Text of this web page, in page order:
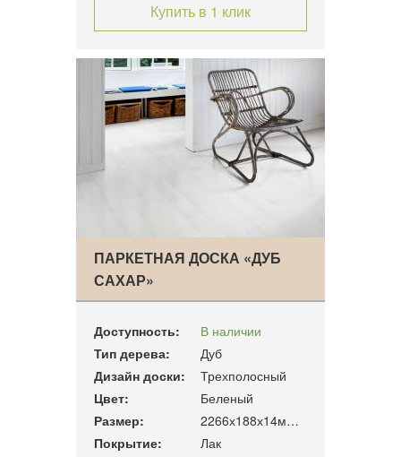
Купить в 1 клик
ПАРКЕТНАЯ ДОСКА «ДУБ
САХАР»
Доступность:
В наличии
Тип дерева:
Дуб
Дизайн доски:
Трехполосный
Цвет:
Беленый
Размер:
2266х188х14мм. 3.41м2/уп
Покрытие:
Лак